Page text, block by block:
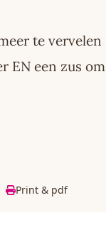
te vervelen
EN een zus om
Print & pdf